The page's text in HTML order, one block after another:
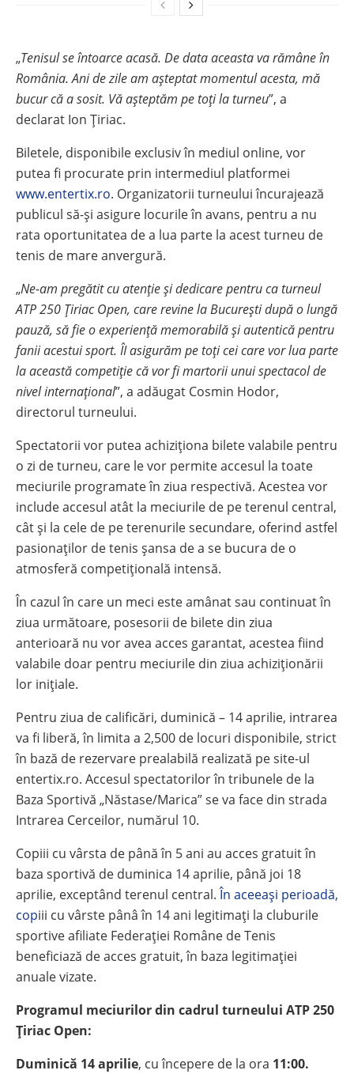
„Tenisul se întoarce acasă. De data aceasta va rămâne în
România. Ani de zile am așteptat momentul acesta, mă
bucur că a sosit. Vă așteptăm pe toți la turneu”, a
declarat Ion Țiriac.
Biletele, disponibile exclusiv în mediul online, vor
putea fi procurate prin intermediul platformei
www.entertix.ro. Organizatorii turneului încurajează
publicul să-și asigure locurile în avans, pentru a nu
rata oportunitatea de a lua parte la acest turneu de
tenis de mare anvergură.
„Ne-am pregătit cu atenție și dedicare pentru ca turneul
ATP 250 Țiriac Open, care revine la București după o lungă
pauză, să fie o experiență memorabilă și autentică pentru
fanii acestui sport. ÎI asigurăm pe toți cei care vor lua parte
la această competiție că vor fi martorii unui spectacol de
nivel internațional”, a adăugat Cosmin Hodor,
directorul turneului.
Spectatorii vor putea achiziționa bilete valabile pentru
o zi de turneu, care le vor permite accesul la toate
meciurile programate în ziua respectivă. Acestea vor
include accesul atât la meciurile de pe terenul central,
cât și la cele de pe terenurile secundare, oferind astfel
pasionaților de tenis șansa de a se bucura de o
atmosferă competițională intensă.
În cazul în care un meci este amânat sau continuat în
ziua următoare, posesorii de bilete din ziua
anterioară nu vor avea acces garantat, acestea fiind
valabile doar pentru meciurile din ziua achiziționării
lor inițiale.
Pentru ziua de calificări, duminică – 14 aprilie, intrarea
va fi liberă, în limita a 2,500 de locuri disponibile, strict
în bază de rezervare prealabilă realizată pe site-ul
entertix.ro. Accesul spectatorilor în tribunele de la
Baza Sportivă „Năstase/Marica” se va face din strada
Intrarea Cerceilor, numărul 10.
Copiii cu vârsta de până în 5 ani au acces gratuit în
baza sportivă de duminica 14 aprilie, până joi 18
aprilie, exceptând terenul central.În aceeași perioadă,
copiii cu vârste pânâ în 14 ani legitimați la cluburile
sportive afiliate Federației Române de Tenis
beneficiază de acces gratuit, în baza legitimației
anuale vizate.
Programul meciurilor din cadrul turneului ATP 250
Țiriac Open:
Duminică 14 aprilie, cu începere de la ora 11:00.